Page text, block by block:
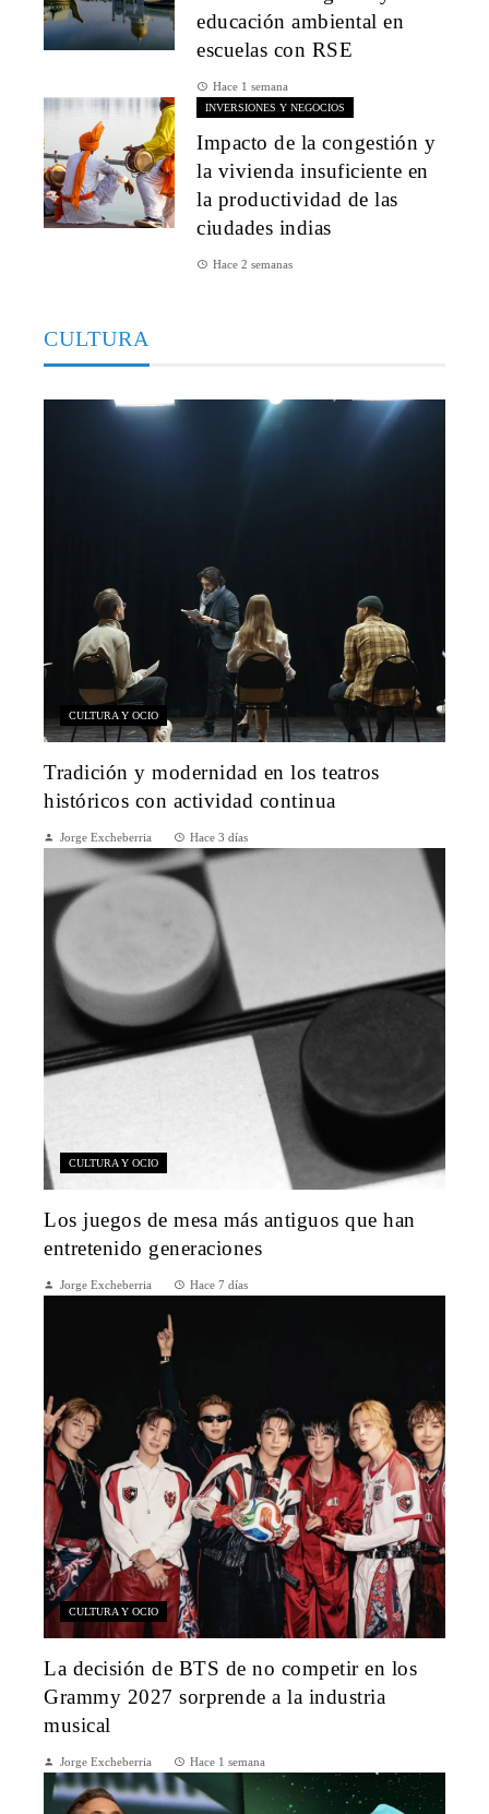
educación ambiental en
escuelas con RSE
Hace 1 semana
INVERSIONES Y NEGOCIOS
Impacto de la congestión y
la vivienda insuficiente en
la productividad de las
ciudades indias
Hace 2 semanas
CULTURA
CULTURA Y OCIO
Tradición y modernidad en los teatros
históricos con actividad continua
Jorge Excheberria Hace 3 días
CULTURA Y OCIO
Los juegos de mesa más antiguos que han
entretenido generaciones
Jorge Excheberria Hace 7 días
CULTURA Y OCIO
La decisión de BTS de no competir en los
Grammy 2027 sorprende a la industria
musical
Jorge Excheberria Hace 1 semana